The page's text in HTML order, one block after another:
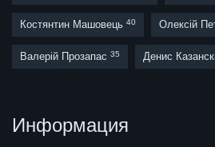
Костянтин Машовець 40 Олексій
Валерій Прозапас 35 Денис
Информация